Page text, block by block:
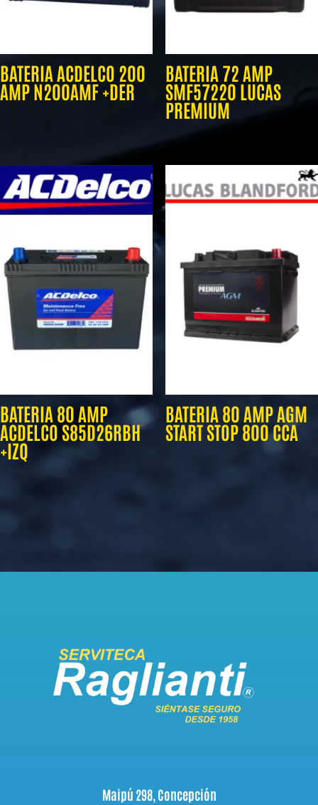
BATERIA ACDELCO 200
AMP N200AMF +DER
BATERIA 72 AMP
SMF57220 LUCAS
PREMIUM
BATERIA 80 AMP
ACDELCO S85D26RBH
+IZQ
BATERIA 80 AMP AGM
START STOP 800 CCA
Maipú 298, Concepción